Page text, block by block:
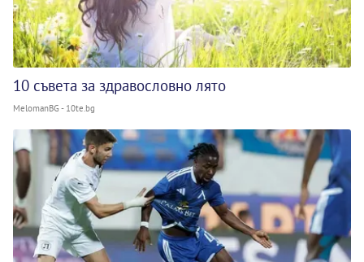
10 съвета за здравословно лято
MelomanBG - 10te.bg